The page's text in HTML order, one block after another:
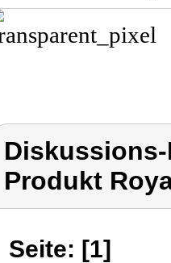
Produkt
Seite: [1]